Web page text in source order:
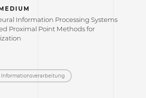
Information Processing Systems
Proximal Point Methods for